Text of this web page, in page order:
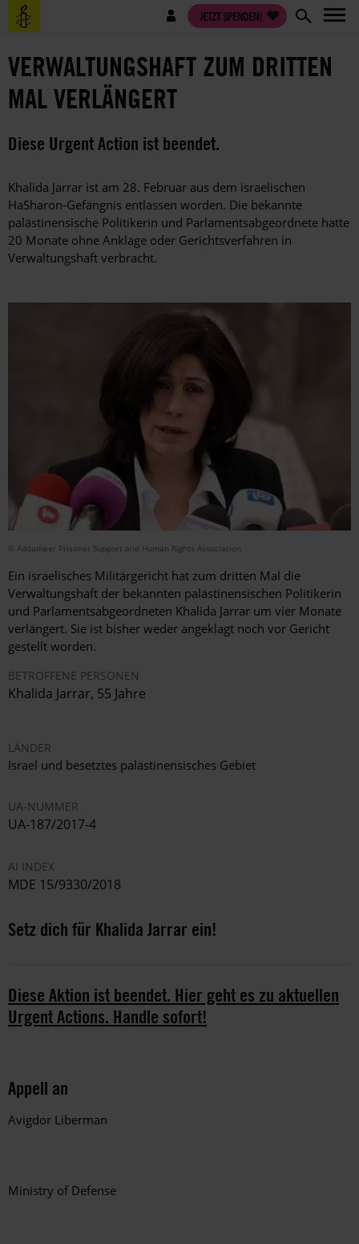
Direkt
zum
Benutzermenü JETZT SPENDEN!
VERWALTUNGSHAFT ZUM DRITTEN
MAL VERLÄNGERT
Diese Urgent Action ist beendet.
Khalida Jarrar ist am 28. Februar aus dem israelischen
HaSharon-Gefängnis entlassen worden. Die bekannte
palästinensische Politikerin und Parlamentsabgeordnete hatte
20 Monate ohne Anklage oder Gerichtsverfahren in
Verwaltungshaft verbracht.
© Addameer Prisoner Support and Human Rights Association
Ein israelisches Militärgericht hat zum dritten Mal die
Verwaltungshaft der bekannten palästinensischen Politikerin
und Parlamentsabgeordneten Khalida Jarrar um vier Monate
verlängert. Sie ist bisher weder angeklagt noch vor Gericht
gestellt worden.
BETROFFENE PERSONEN
Khalida Jarrar, 55 Jahre
LÄNDER
Israel und besetztes palästinensisches Gebiet
UA-NUMMER
UA-187/2017-4
AI INDEX
MDE 15/9330/2018
Setz dich für Khalida Jarrar ein!
Diese Aktion ist beendet. Hier geht es zu aktuellen
Urgent Actions. Handle sofort!
Appell an
Avigdor Liberman
Ministry of Defense